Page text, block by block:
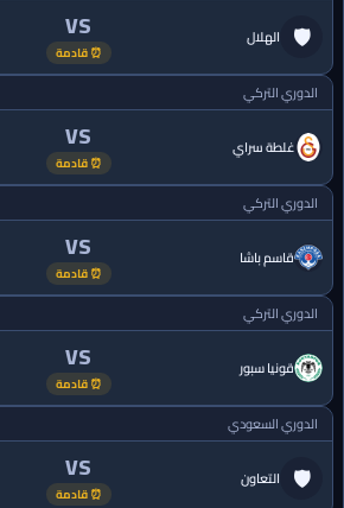
🛡 الهلال VS
⏰ قادمة
الدوري التركي
غلطة سراي VS
⏰ قادمة
الدوري التركي
قاسم باشا VS
⏰ قادمة
الدوري التركي
قونيا سبور VS
⏰ قادمة
الدوري السعودي
🛡 التعاون VS
⏰ قادمة